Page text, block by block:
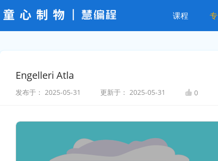
课程
Engelleri Atla
发布于： 2025-05-31 更新于： 2025-05-31 0